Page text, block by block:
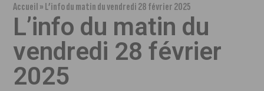
Accueil»L’info du matin du vendredi 28 février 2025
L’info du matin du
vendredi 28 février
2025